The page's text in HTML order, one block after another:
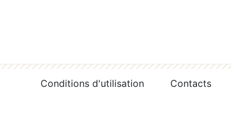
Conditions d'utilisation Contacts